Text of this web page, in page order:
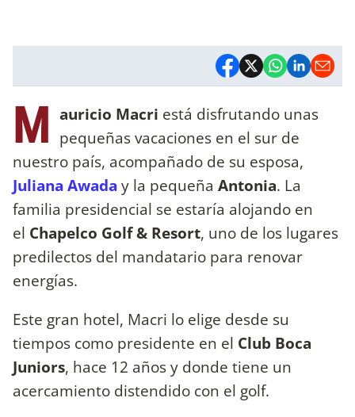
M auricio Macri está disfrutando unas
pequeñas vacaciones en el sur de
nuestro país, acompañado de su esposa,
Juliana Awada y la pequeña Antonia. La
familia presidencial se estaría alojando en
el Chapelco Golf & Resort, uno de los lugares
predilectos del mandatario para renovar
energías.
Este gran hotel, Macri lo elige desde su
tiempos como presidente en el Club Boca
Juniors, hace 12 años y donde tiene un
acercamiento distendido con el golf.